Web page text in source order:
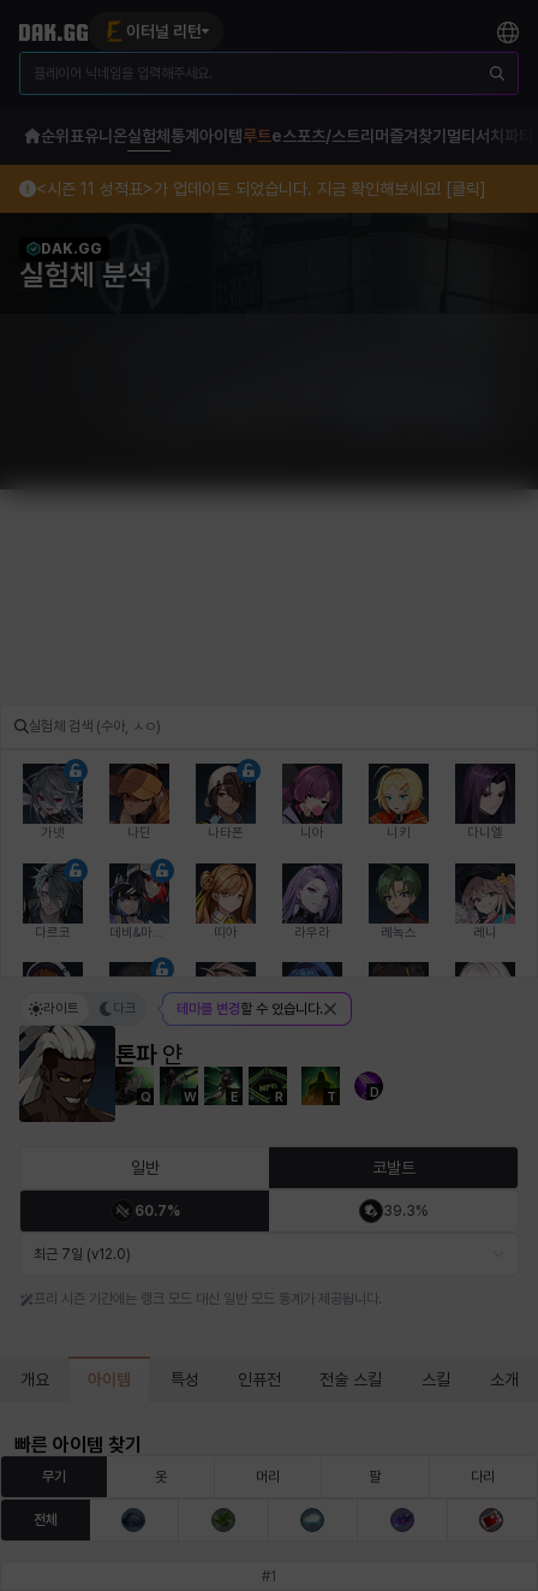
이터널 리턴
순위표유니온실험체 통계 아이템루트e스포츠/스트리머 즐겨찾기 멀티서치 파티
<시즌 11 성적표>가 업데이트 되었습니다. 지금 확인해보세요! [클릭]
DAK.GG
실험체 분석
가넷 나딘 나타폰 니아 니키 다니엘
다르코 띠아 라우라 레녹스 레니
레온 루크 르노어
바바라 버니스 블레어
아야 아이솔 아이작 알렉스 알론소 얀
톤파 얀
Q W E R T D
라이트 다크 테마를 변경할 수 있습니다.
일반 코발트
60.7% 39.3%
최근 7일 (v12.0)
프리 시즌 기간에는 랭크 모드 대신 일반 모드 통계가 제공됩니다.
개요 아이템 특성 인퓨전 전술 스킬 스킬 소개
빠른 아이템 찾기
무기 옷 머리 팔 다리
전체
#1